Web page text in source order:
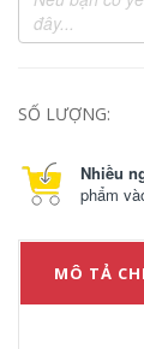
SỐ LƯỢNG:
Nhiều
phẩm
MÔ TẢ